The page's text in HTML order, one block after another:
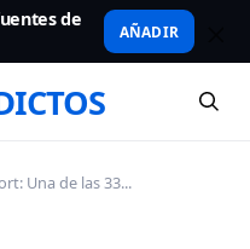
de
AÑADIR
Una de las 33...